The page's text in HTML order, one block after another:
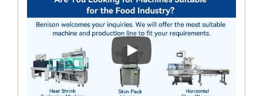
เครื่องบรรจุภัณฑ์ที่เหมาะสำห